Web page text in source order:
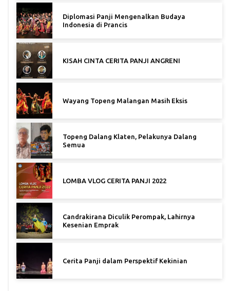
Diplomasi Panji Mengenalkan Budaya
Indonesia di Prancis
KISAH CINTA CERITA PANJI ANGRENI
Wayang Topeng Malangan Masih Eksis
Topeng Dalang Klaten, Pelakunya Dalang
Semua
LOMBA VLOG CERITA PANJI 2022
Candrakirana Diculik Perompak, Lahirnya
Kesenian Emprak
Cerita Panji dalam Perspektif Kekinian